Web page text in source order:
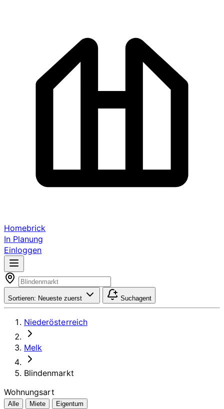
Homebrick
In Planung
Einloggen
Sortieren: Neueste zuerst Suchagent
Niederösterreich
Melk
Blindenmarkt
Wohnungsart
Alle Miete Eigentum